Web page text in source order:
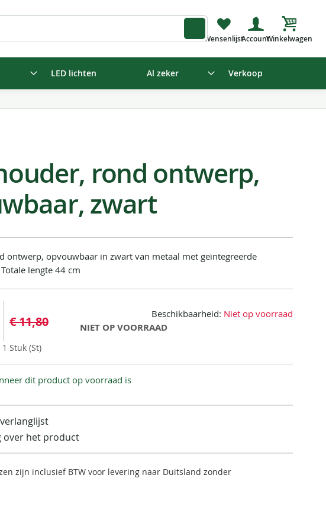
LED lichten Al zeker Verkoop
rond ontwerp,
zwart
ontwerp, opvouwbaar in zwart van metaal met geïntegreerde
lengte 44 cm
€ 11,80
Stuk (St)
Beschikbaarheid: Niet op voorraad
NIET OP VOORRAAD
dit product op voorraad is
over het product
zijn inclusief BTW voor levering naar Duitsland zonder